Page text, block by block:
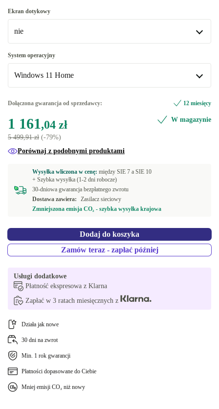
UK (Angielski UK)
ES (Hiszpański)
FR (Francuski)
Dostępne w innych wariantach
US (Angielski US)
PT (Portugalski)
ND (Nordycki)
BE (Belgia)
FI (fińska)
DK (Duński) +524,19 zł
Optymalna
Nowa +215,01 zł
Ekran dotykowy
nie
nie
Dostępne w innych wariantach
tak
System operacyjny
Windows 11 Home
Windows 11 Professional
Dołączona gwarancja od sprzedawcy: 12 miesięcy
1 161,04 zł
5 499,91 zł (-79%)
W magazynie
Porównaj z podobnymi produktami
Wysyłka wliczona w cenę: między SIE 7 a SIE 10
+ Szybka wysyłka (1-2 dni robocze)
30-dniowa gwarancja bezpłatnego zwrotu
Dostawa zawiera:
Zasilacz sieciowy
Zmniejszona emisja CO₂ - szybka wysyłka krajowa
Dodaj do koszyka
Zamów teraz - zapłać później
Usługi dodatkowe
Płatność ekspresowa z Klarna
Zapłać w 3 ratach miesięcznych z
Działa jak nowe
30 dni na zwrot
Min. 1 rok gwarancji
Płatności dopasowane do Ciebie
Mniej emisji CO₂ niż nowy